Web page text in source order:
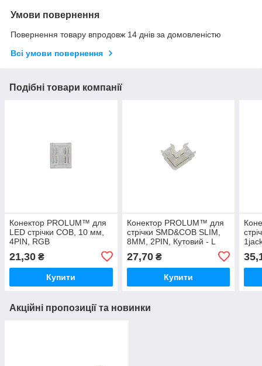
Умови повернення
Повернення товару впродовж 14 днів за домовленістю
Всі умови повернення
Подібні товари компанії
Конектор PROLUM™ для
LED стрічки COB, 10 мм,
4PIN, RGB
21,30 ₴
Купити
Конектор PROLUM™ для
стрічки SMD&COB SLIM,
8ММ, 2PIN, Кутовий - L
27,70₴
Купити
Акційні пропозиції та новинки